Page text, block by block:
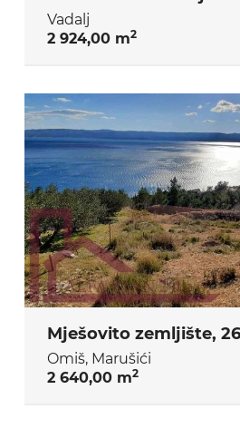
Vadalj
2 924,00 m2
Omiš, Marušići
2 640,00 m2